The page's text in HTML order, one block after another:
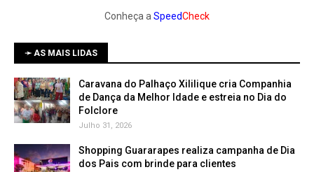
Conheça a SpeedCheck
➛ AS MAIS LIDAS
Caravana do Palhaço Xililique cria Companhia
de Dança da Melhor Idade e estreia no Dia do
Folclore
Julho 31, 2026
Shopping Guararapes realiza campanha de Dia
dos Pais com brinde para clientes